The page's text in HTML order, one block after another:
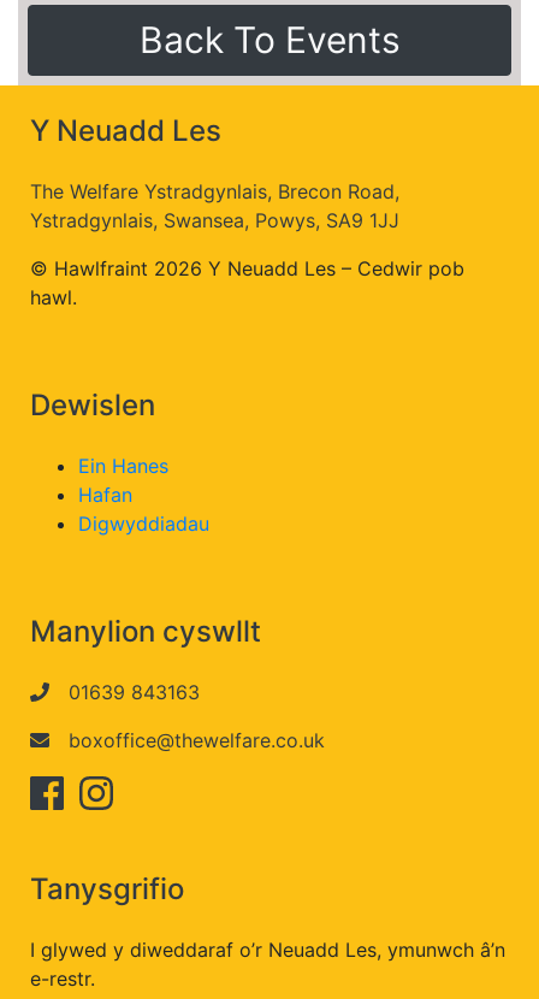
Back To Events
Y Neuadd Les
The Welfare Ystradgynlais, Brecon Road,
Ystradgynlais, Swansea, Powys, SA9 1JJ
© Hawlfraint 2026 Y Neuadd Les – Cedwir pob
hawl.
Dewislen
Ein Hanes
Hafan
Digwyddiadau
Manylion cyswllt
01639 843163
boxoffice@thewelfare.co.uk
Tanysgrifio
I glywed y diweddaraf o’r Neuadd Les, ymunwch â’n
e-restr.